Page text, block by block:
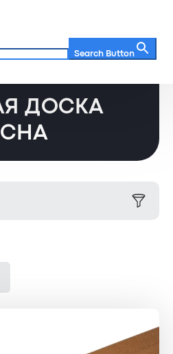
Search Button
ДОСКА